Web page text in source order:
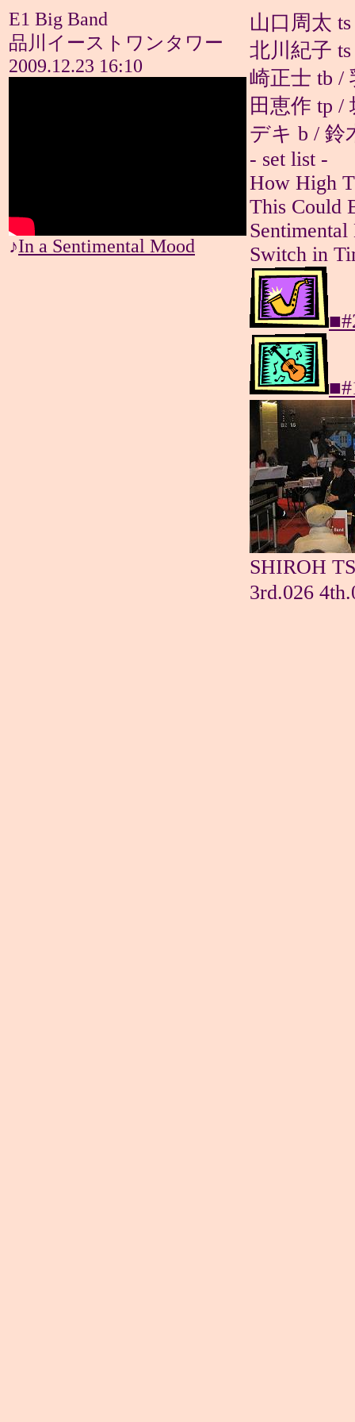
E1 Big Band
品川イーストワンタワー
2009.12.23 16:10
♪In a Sentimental Mood
山口周太
北川紀子
崎正士 tb /
田恵作 tp /
デキ b / 鈴
- set list -
How High
This Could
Switch in
SHIROH
3rd.026